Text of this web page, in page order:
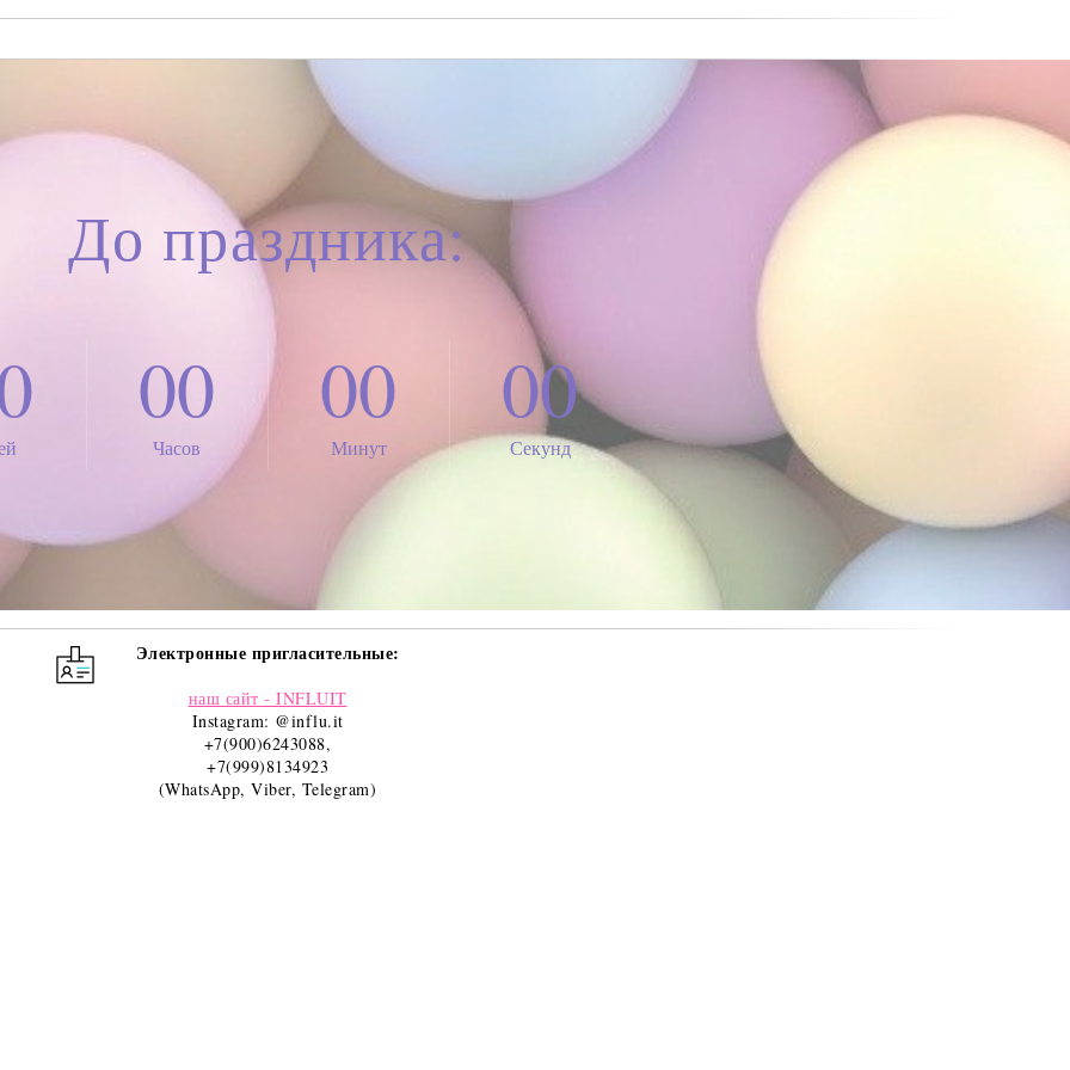
До праздника:
00
Часов
00
Минут
00
Секунд
Электронные пригласительные:
наш сайт - INFLUIT
Instagram: @influ.it
+7(900)6243088,
+7(999)8134923
(WhatsApp, Viber, Telegram)